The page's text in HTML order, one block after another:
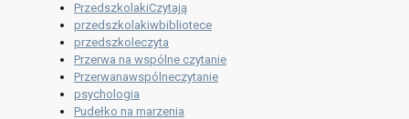
PrzedszkolakiCzytają
przedszkolakiwbibliotece
przedszkoleczyta
Przerwa na wspólne czytanie
Przerwanawspólneczytanie
psychologia
Pudełko na marzenia